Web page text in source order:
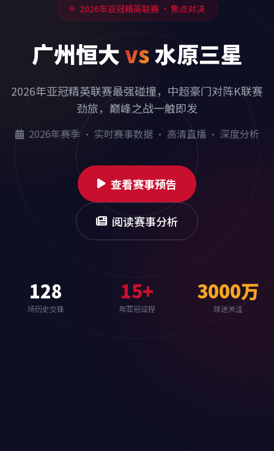
2026年亚冠精英联赛 · 焦点对决
广州恒大vs水原三星
2026年亚冠精英联赛最强碰撞，中超豪门对阵K联赛
劲旅，巅峰之战一触即发
2026年赛季 · 实时赛事数据 · 高清直播 · 深度分析
查看赛事预告
阅读赛事分析
128
场历史交锋
15+
年亚冠征程
3000万
球迷关注